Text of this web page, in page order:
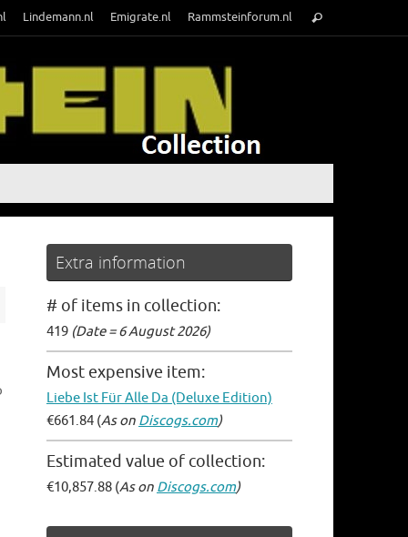
Lindemann.nl Emigrate.nl Rammsteinforum.nl
for:
Search
Extra information
# of items in collection:
419 (Date = 6 August 2026)
Most expensive item:
Liebe Ist Für Alle Da (Deluxe Edition)
€661.84 (As on Discogs.com)
Estimated value of collection:
€10,857.88 (As on Discogs.com)